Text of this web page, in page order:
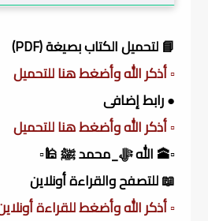
📘 لتحميل الكتاب بصيغة (PDF)
▫️ أذكر الله وأضغط هنا للتحميل
● رابط إضافى
▫️ أذكر الله وأضغط هنا للتحميل
▫️🕋 الله ﷻ_محمد ﷺ 🕌▫️
📖 للتصفح والقراءة أونلاين
▫️ أذكر الله وأضغط للقراءة